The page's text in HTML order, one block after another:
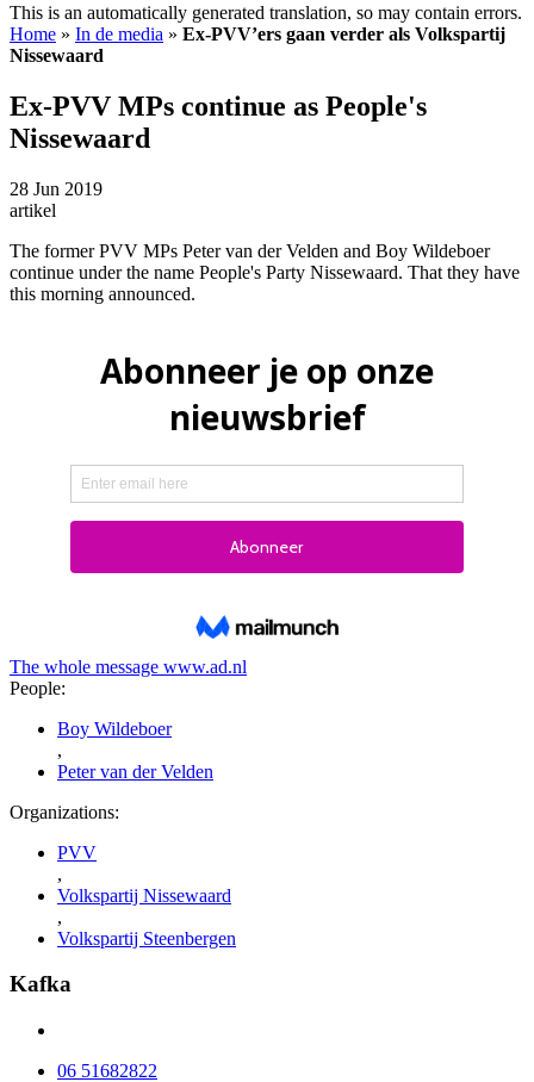
This is an automatically generated translation, so may contain errors.
Home » In de media » Ex-PVV’ers gaan verder als Volkspartij
Nissewaard
Ex-PVV MPs continue as People's
Nissewaard
28 Jun 2019
artikel
The former PVV MPs Peter van der Velden and Boy Wildeboer
continue under the name People's Party Nissewaard. That they have
this morning announced.
The whole message www.ad.nl
People:
Boy Wildeboer
,
Peter van der Velden
Organizations:
PVV
,
Volkspartij Nissewaard
,
Volkspartij Steenbergen
Kafka
06 51682822